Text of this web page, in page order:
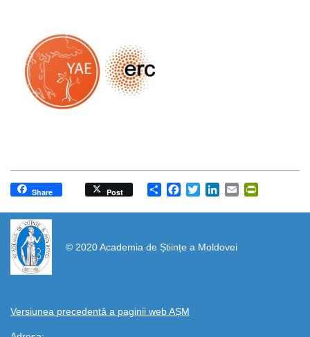
Share
Share Post Facebook
TwitterLinkedIn
Email
© 2020 Academia de Științe a Moldovei
Versiunea precedentă a paginii web AȘM
https://propletenie.ru/